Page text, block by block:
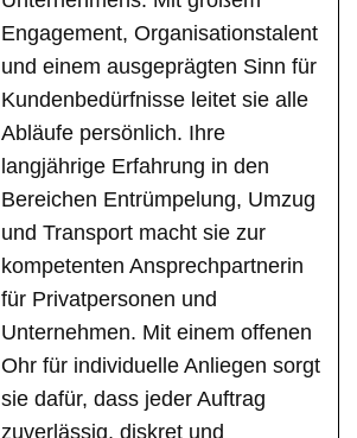
Engagement, Organisationstalent
und einem ausgeprägten Sinn für
Kundenbedürfnisse leitet sie alle
Abläufe persönlich. Ihre
langjährige Erfahrung in den
Bereichen Entrümpelung, Umzug
und Transport macht sie zur
kompetenten Ansprechpartnerin
für Privatpersonen und
Unternehmen. Mit einem offenen
Ohr für individuelle Anliegen sorgt
sie dafür, dass jeder Auftrag
zuverlässig, diskret und